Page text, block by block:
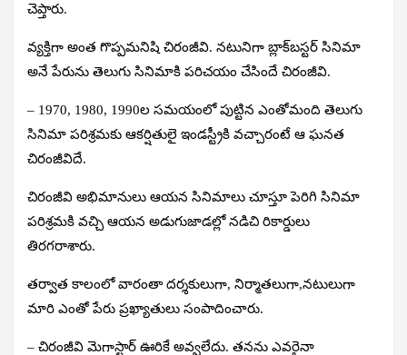
చెప్తారు.
వ్యక్తిగా అంత గొప్పమనిషి చిరంజీవి. నటునిగా బ్లాక్‌బస్టర్‌ సినిమా
అనే పేరును తెలుగు సినిమాకి పరిచయం చేసిందే చిరంజీవి.
– 1970, 1980, 1990ల సమయంలో పుట్టిన ఎంతోమంది తెలుగు
సినిమా పరిశ్రమకు ఆకర్షితులై ఇండస్ట్రీకి వచ్చారంటే ఆ ఘనత
చిరంజీవిదే.
చిరంజీవి అభిమానులు ఆయన సినిమాలు చూస్తూ పెరిగి సినిమా
పరిశ్రమకి వచ్చి ఆయన అడుగుజాడల్లో నడిచి రికార్డులు
తిరగరాశారు.
తర్వాత కాలంలో వారంతా దర్శకులుగా, నిర్మాతలుగా,నటులుగా
మారి ఎంతో పేరు ప్రఖ్యాతులు సంపాదించారు.
– చిరంజీవి మెగాస్టార్‌ ఊరికే అవ్వలేదు. తనను ఎవరైనా